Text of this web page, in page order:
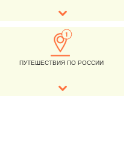
ПУТЕШЕСТВИЯ ПО РОССИИ